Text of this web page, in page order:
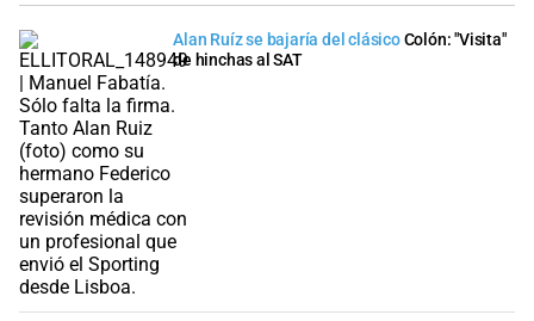
Alan Ruíz se bajaría del clásicoColón: "Visita"
de hinchas al SAT